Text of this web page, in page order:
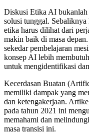
Diskusi Etika AI bukanlah
solusi tunggal.
etika harus dilihat dari
makin baik di masa
sekedar pembelajaran
konsep AI lebih
untuk mengidentifikasi
Kecerdasan Buatan
memiliki dampak yang
dan ketengakerjaan.
pada tahun 2021 ini
memahami dan
masa transisi ini.